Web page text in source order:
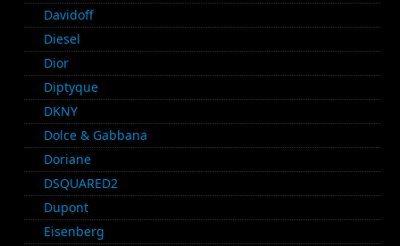
Davidoff
Diesel
Dior
Diptyque
DKNY
Dolce & Gabbana
Doriane
DSQUARED2
Dupont
Eisenberg